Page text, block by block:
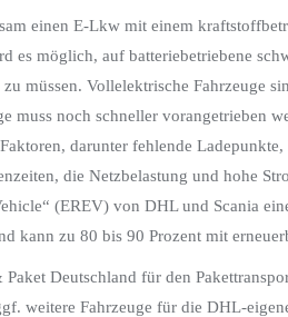
einen E-Lkw mit einem
es möglich, auf batteriebetriebene
müssen. Vollelektrische Fahrzeuge
muss noch schneller vorangetrieben
darunter fehlende
die Netzbelastung und hohe
(EREV) von DHL und Scania
kann zu 80 bis 90 Prozent mit
Deutschland für den
weitere Fahrzeuge für die DHL-